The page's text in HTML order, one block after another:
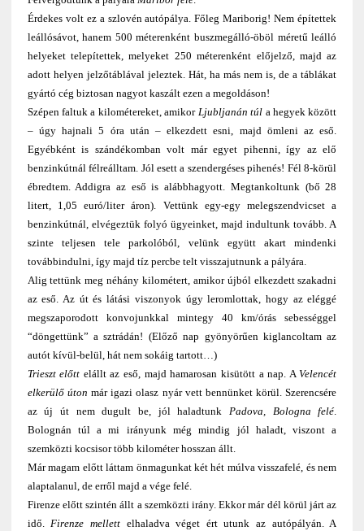
Érdekes volt ez a szlovén autópálya. Főleg Mariborig! Nem építettek
leállósávot, hanem 500 méterenként buszmegálló-öböl méretű leálló
helyeket telepítettek, melyeket 250 méterenként előjelző, majd az
adott helyen jelzőtáblával jeleztek. Hát, ha más nem is, de a táblákat
gyártó cég biztosan nagyot kaszált ezen a megoldáson!
Szépen faltuk a kilométereket, amikor Ljubljanán túl a hegyek között
– úgy hajnali 5 óra után – elkezdett esni, majd ömleni az eső.
Egyébként is szándékomban volt már egyet pihenni, így az elő
benzinkútnál félreálltam. Jól esett a szendergéses pihenés! Fél 8-körül
ébredtem. Addigra az eső is alábbhagyott. Megtankoltunk (bő 28
litert, 1,05 euró/liter áron). Vettünk egy-egy melegszendvicset a
benzinkútnál, elvégeztük folyó ügyeinket, majd indultunk tovább. A
szinte teljesen tele parkolóból, velünk együtt akart mindenki
továbbindulni, így majd tíz percbe telt visszajutnunk a pályára.
Alig tettünk meg néhány kilométert, amikor újból elkezdett szakadni
az eső. Az út és látási viszonyok úgy leromlottak, hogy az eléggé
megszaporodott konvojunkkal mintegy 40 km/órás sebességgel
“döngettünk” a sztrádán! (Előző nap gyönyörűen kiglancoltam az
autót kívül-belül, hát nem sokáig tartott…)
Trieszt előtt elállt az eső, majd hamarosan kisütött a nap. AVelencét
elkerülő úton már igazi olasz nyár vett bennünket körül. Szerencsére
az új út nem dugult be, jól haladtunkPadova, Bologna felé.
Bolognán túl a mi irányunk még mindig jól haladt, viszont a
szemközti kocsisor több kilométer hosszan állt.
Már magam előtt láttam önmagunkat két hét múlva visszafelé, és nem
alaptalanul, de erről majd a vége felé.
Firenze előtt szintén állt a szemközti irány. Ekkor már dél körül járt az
idő.Firenze mellett elhaladva véget ért utunk az autópályán. A